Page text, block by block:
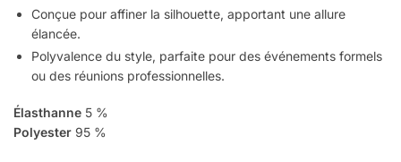
Conçue pour affiner la silhouette, apportant une allure
élancée.
Polyvalence du style, parfaite pour des événements formels
ou des réunions professionnelles.
Élasthanne 5 %
Polyester 95 %